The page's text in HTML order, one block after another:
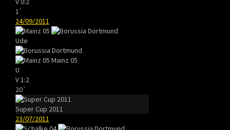
1`
24/09/2011
Ude
Mainz 05
U
V 1:2
20`
Super Cup 2011
23/07/2011